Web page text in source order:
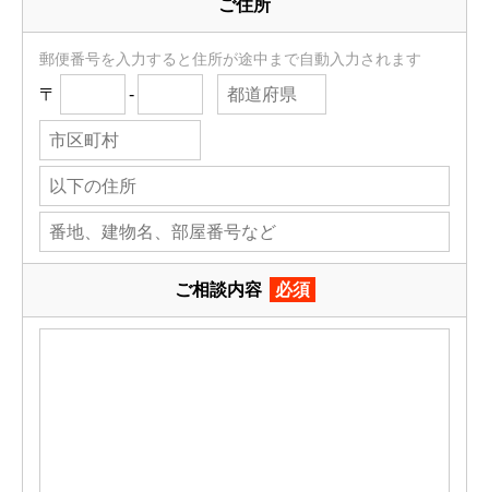
ご住所
郵便番号を入力すると住所が途中まで自動入力されます
〒 -
ご相談内容 必須